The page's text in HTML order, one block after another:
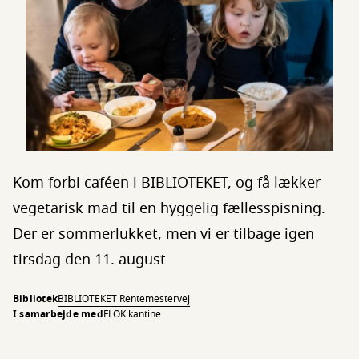
Kom forbi caféen i BIBLIOTEKET, og få lækker
vegetarisk mad til en hyggelig fællesspisning.
Der er sommerlukket, men vi er tilbage igen
tirsdag den 11. august
BibliotekBIBLIOTEKET Rentemestervej
I samarbejde medFLOK kantine